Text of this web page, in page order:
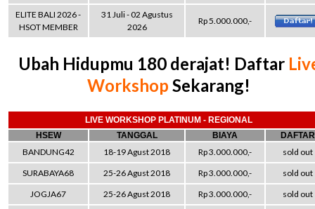
ELITE BALI 2026 -
HSOT MEMBER
31 Juli - 02 Agustus
2026
Rp 5.000.000,-
Ubah Hidupmu 180 derajat! Daftar
Workshop Sekarang!
LIVE WORKSHOP PLATINUM - REGIONAL
HSEW
TANGGAL BIAYA DAFTAR
BANDUNG42 18-19 Agust 2018 Rp 3.000.000,-
sold out
SURABAYA68
25-26 Agust 2018 Rp 3.000.000,-
sold out
JOGJA67
25-26 Agust 2018 Rp 3.000.000,-
sold out